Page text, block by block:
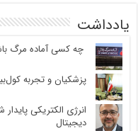
یادداشت
چه کسی آماده مرگ
پزشکیان و تجربه
انرژی الکتریکی
دیجیتال